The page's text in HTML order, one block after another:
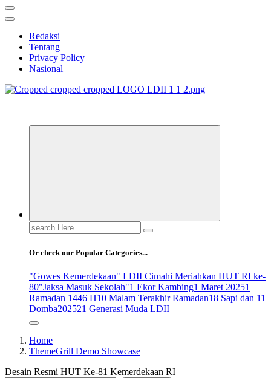
Redaksi
Tentang
Privacy Policy
Nasional
Search
for:
Or check our Popular Categories...
"Gowes Kemerdekaan" LDII Cimahi Meriahkan HUT RI ke-
80"Jaksa Masuk Sekolah"1 Ekor Kambing1 Maret 20251
Ramadan 1446 H10 Malam Terakhir Ramadan18 Sapi dan 11
Domba202521 Generasi Muda LDII
Home
ThemeGrill Demo Showcase
Desain Resmi HUT Ke-81 Kemerdekaan RI